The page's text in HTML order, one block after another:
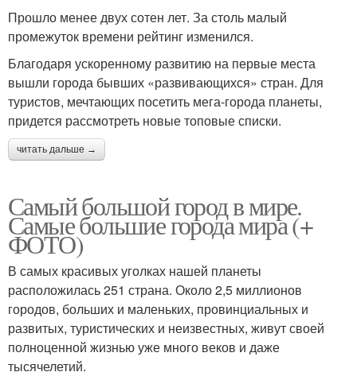
Прошло менее двух сотен лет. За столь малый
промежуток времени рейтинг изменился.
Благодаря ускоренному развитию на первые места
вышли города бывших «развивающихся» стран. Для
туристов, мечтающих посетить мега-города планеты,
придется рассмотреть новые топовые списки.
читать дальше →
Самый большой город в мире.
Самые большие города мира (+
ФОТО)
В самых красивых уголках нашей планеты
расположилась 251 страна. Около 2,5 миллионов
городов, больших и маленьких, провинциальных и
развитых, туристических и неизвестных, живут своей
полноценной жизнью уже много веков и даже
тысячелетий.